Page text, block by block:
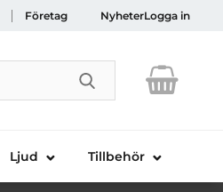
Företag NyheterLogga in
Genomför
Ljud Tillbehör